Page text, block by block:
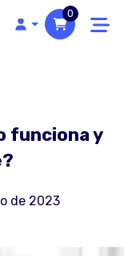
0
funciona y
de 2023